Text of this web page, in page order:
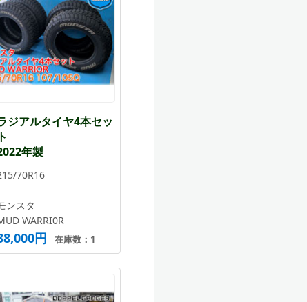
ジアルタイヤ4本セッ
ト
年製
70R16
ンスタ
WARRI0R
円 在庫数：1